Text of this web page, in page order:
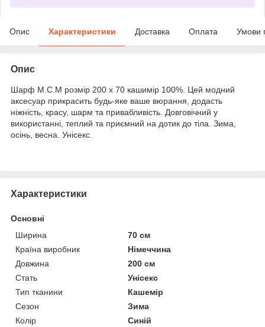
Опис Характеристики Доставка Оплата Умови
Опис
Шарф М.С.М розмір 200 х 70 кашимір 100%. Цей модний
аксесуар прикрасить будь-яке ваше вюрання, додасть
ніжність, красу, шарм та привабливість. Довговічний у
використанні, теплий та приємний на дотик до тіла. Зима,
осінь, весна. Унісекс.
Характеристики
Основні
Ширина
70 см
Країна виробник
Німеччина
Довжина
200 см
Стать
Унісекс
Тип тканини
Кашемір
Сезон
Зима
Колір
Синій